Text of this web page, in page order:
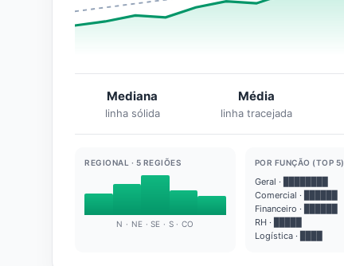
Mediana
linha sólida
Média
linha tracejada
REGIONAL · 5 REGIÕES
N · NE · SE · S · CO
POR FUNÇÃO (TOP 5)
Geral · ████████
Comercial · ██████
Financeiro · ██████
RH · █████
Logística · ████